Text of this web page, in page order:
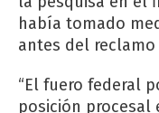
había tomado
antes del reclamo
“El fuero federal
posición procesal